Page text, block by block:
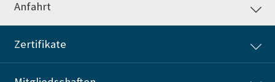
Anfahrt
Zertifikate